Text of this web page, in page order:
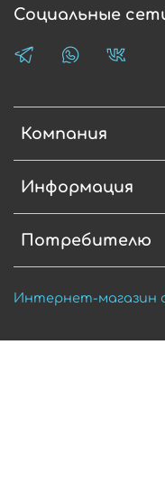
Компания
Информация
Потребителю
Социальные
Интернет-магазин